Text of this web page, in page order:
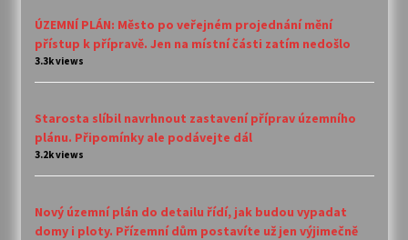
ÚZEMNÍ PLÁN: Město po veřejném projednání mění
přístup k přípravě. Jen na místní části zatím nedošlo
3.3k views
Starosta slíbil navrhnout zastavení příprav územního
plánu. Připomínky ale podávejte dál
3.2k views
Nový územní plán do detailu řídí, jak budou vypadat
domy i ploty. Přízemní dům postavíte už jen výjimečně